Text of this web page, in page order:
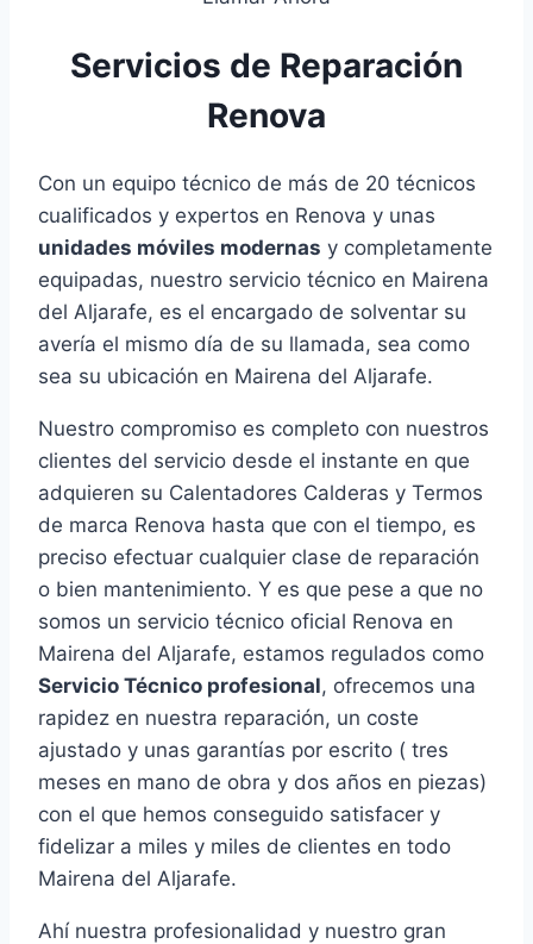
Servicios de Reparación
Renova
Con un equipo técnico de más de 20 técnicos
cualificados y expertos en Renova y unas
unidades móviles modernas y completamente
equipadas, nuestro servicio técnico en Mairena
del Aljarafe, es el encargado de solventar su
avería el mismo día de su llamada, sea como
sea su ubicación en Mairena del Aljarafe.
Nuestro compromiso es completo con nuestros
clientes del servicio desde el instante en que
adquieren su Calentadores Calderas y Termos
de marca Renova hasta que con el tiempo, es
preciso efectuar cualquier clase de reparación
o bien mantenimiento. Y es que pese a que no
somos un servicio técnico oficial Renova en
Mairena del Aljarafe, estamos regulados como
Servicio Técnico profesional, ofrecemos una
rapidez en nuestra reparación, un coste
ajustado y unas garantías por escrito ( tres
meses en mano de obra y dos años en piezas)
con el que hemos conseguido satisfacer y
fidelizar a miles y miles de clientes en todo
Mairena del Aljarafe.
Ahí nuestra profesionalidad y nuestro gran